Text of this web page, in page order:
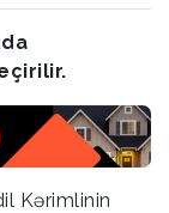
Kərimlinin